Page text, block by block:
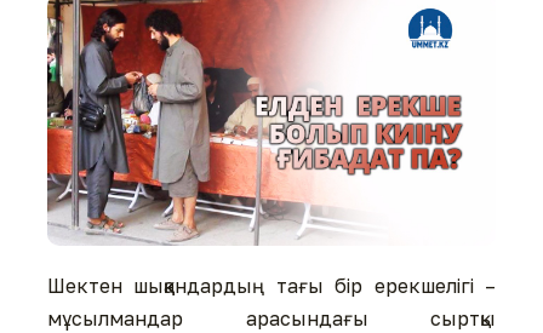
Шектен шыққандардың тағы бір ерекшелігі –
мұсылмандар арасындағы сыртқы